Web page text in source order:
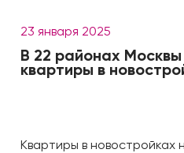
23 января 2025
В 22 районах Москвы
квартиры в
Квартиры в новостройках